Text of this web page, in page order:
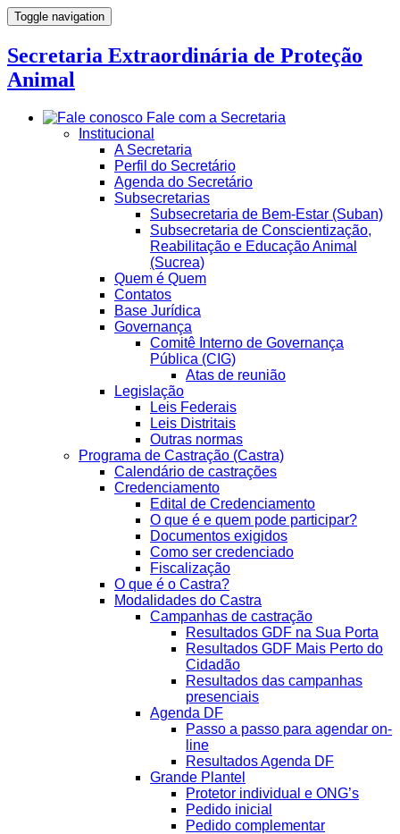
Toggle navigation
Secretaria Extraordinária de Proteção
Animal
Fale com a Secretaria
Institucional
A Secretaria
Perfil do Secretário
Agenda do Secretário
Subsecretarias
Subsecretaria de Bem-Estar (Suban)
Subsecretaria de Conscientização,
Reabilitação e Educação Animal
(Sucrea)
Quem é Quem
Contatos
Base Jurídica
Governança
Comitê Interno de Governança
Pública (CIG)
Atas de reunião
Legislação
Leis Federais
Leis Distritais
Outras normas
Programa de Castração (Castra)
Calendário de castrações
Credenciamento
Edital de Credenciamento
O que é e quem pode participar?
Documentos exigidos
Como ser credenciado
Fiscalização
O que é o Castra?
Modalidades do Castra
Campanhas de castração
Resultados GDF na Sua Porta
Resultados GDF Mais Perto do
Cidadão
Resultados das campanhas
presenciais
Agenda DF
Passo a passo para agendar on-
line
Resultados Agenda DF
Grande Plantel
Protetor individual e ONG’s
Pedido inicial
Pedido complementar